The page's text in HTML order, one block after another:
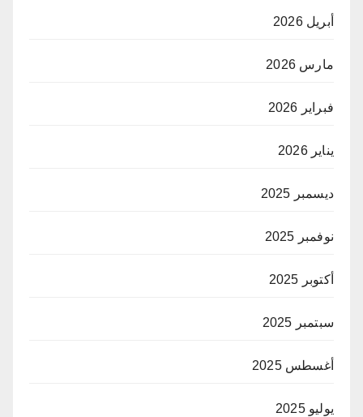
أبريل 2026
مارس 2026
فبراير 2026
يناير 2026
ديسمبر 2025
نوفمبر 2025
أكتوبر 2025
سبتمبر 2025
أغسطس 2025
يوليو 2025